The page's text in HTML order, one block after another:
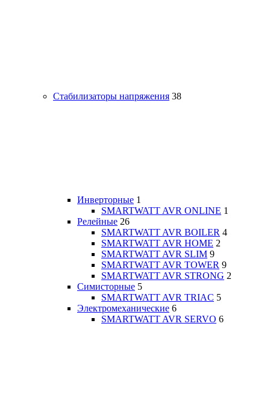
Стабилизаторы напряжения 38
Инверторные 1
SMARTWATT AVR ONLINE 1
Релейные 26
SMARTWATT AVR BOILER 4
SMARTWATT AVR HOME 2
SMARTWATT AVR SLIM 9
SMARTWATT AVR TOWER 9
SMARTWATT AVR STRONG 2
Симисторные 5
SMARTWATT AVR TRIAC 5
Электромеханические 6
SMARTWATT AVR SERVO 6